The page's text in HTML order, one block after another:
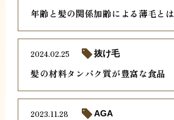
年齢と髪の関係加齢による薄毛とは
髪の材料タンパク質が豊富な食品
2024.02.25 抜け毛
2023.11.28 AGA